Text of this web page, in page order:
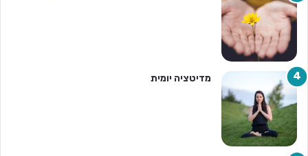
מדיטציה יומית